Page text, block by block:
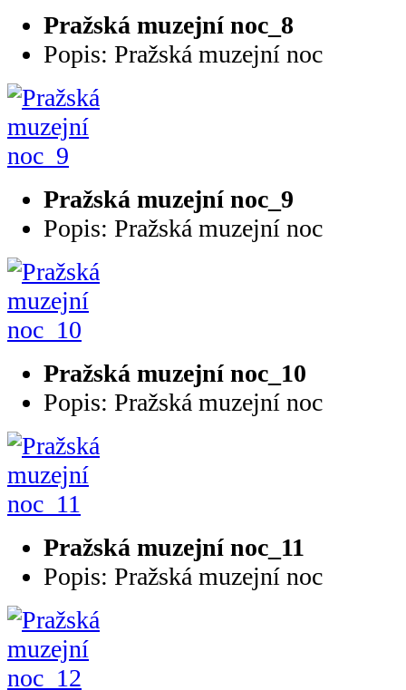
Pražská muzejní noc_8
Popis: Pražská muzejní noc
Pražská muzejní noc_9
Popis: Pražská muzejní noc
Pražská muzejní noc_10
Popis: Pražská muzejní noc
Pražská muzejní noc_11
Popis: Pražská muzejní noc